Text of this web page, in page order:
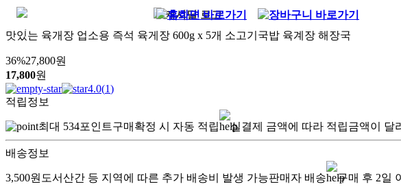
맛있는 육개장 업소용 즉석 육게장 600g x 5개 소고기국밥 육계장 해장국
36%27,800원
17,800원
4.0(1)
적립정보
최대 534포인트구매확정 시 자동 적립 실결제 금액에 따라 적립금액이 달
배송정보
3,500원 도서산간 등 지역에 따른 추가 배송비 발생 가능판매자 배송 구매 후 2일